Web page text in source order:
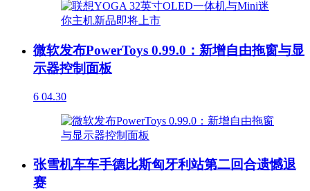
微软发布PowerToys 0.99.0：新增自由拖窗与显
示器控制面板
6 04.30
张雪机车车手德比斯匈牙利站第二回合遗憾退
赛